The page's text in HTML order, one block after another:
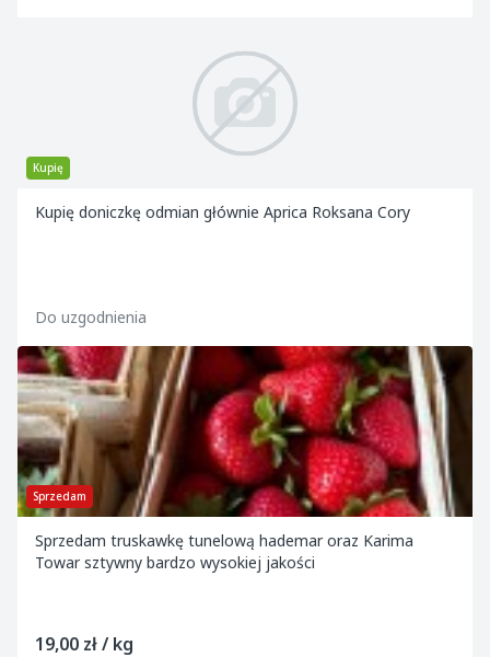
Kupię
Kupię doniczkę odmian głównie Aprica Roksana Cory
Do uzgodnienia
Sprzedam
Sprzedam truskawkę tunelową hademar oraz Karima
Towar sztywny bardzo wysokiej jakości
19,00 zł / kg